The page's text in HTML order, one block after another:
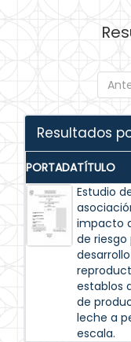
Resultados
PORTADATÍTULO
Estudio
impacto
de riesgo
desarrollo
establos
de
leche a
escala.